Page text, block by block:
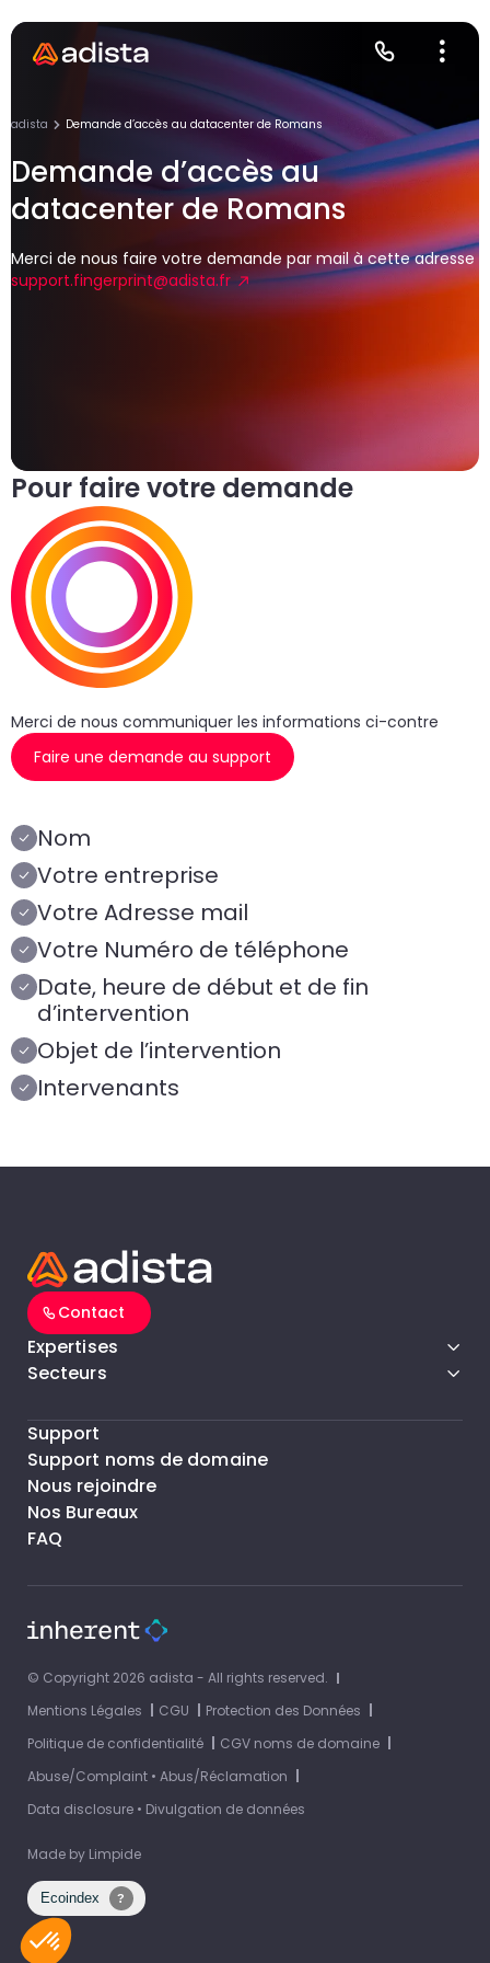
adista Demande d’accès au datacenter de Romans
Demande d’accès au
datacenter de Romans
Merci de nous faire votre demande par mail à cette adresse
support.fingerprint@adista.fr
Pour faire votre demande
Merci de nous communiquer les informations ci-contre
Faire une demande au support
Nom
Votre entreprise
Votre Adresse mail
Votre Numéro de téléphone
Date, heure de début et de fin
d’intervention
Objet de l’intervention
Intervenants
Contact
Expertises
Secteurs
Support
Support noms de domaine
Nous rejoindre
Nos Bureaux
FAQ
© Copyright 2026 adista - All rights reserved.
Mentions Légales
CGU
Protection des Données
Politique de confidentialité
CGV noms de domaine
Abuse/Complaint • Abus/Réclamation
Data disclosure • Divulgation de données
Made by Limpide